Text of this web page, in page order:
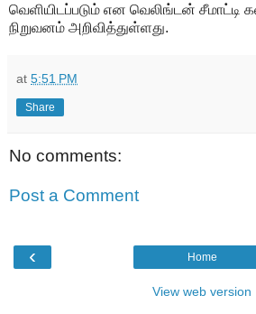
வெளியிடப்படும் என வெலிங்டன் சீமாட்டி
நிறுவனம் அறிவித்துள்ளது.
at 5:51 PM
Share
No comments:
Post a Comment
‹ Home
View web version